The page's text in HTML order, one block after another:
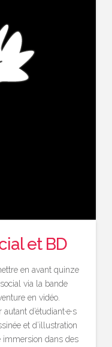
et BD
en avant quinze
via la bande
en vidéo.
d’étudiant·e·s
et d’illustration
immersion dans des